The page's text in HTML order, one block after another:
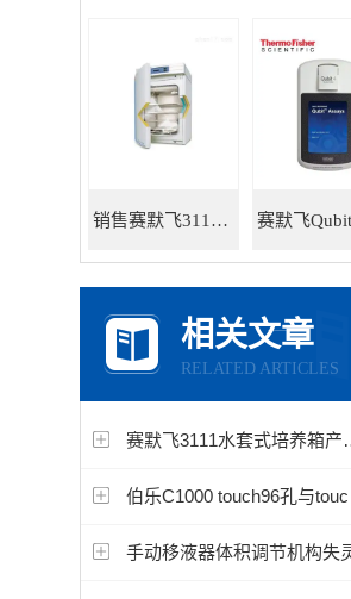
销售赛默飞311直热式CO2标准培养箱
相关文章
RELATED ARTICLES
赛默飞3111水套式培养箱产品技术参数说明
伯乐C1000 touch96孔与touch48孔比较对比
手动移液器体积调节机构失